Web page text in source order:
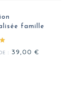
famille
: 39,00 €